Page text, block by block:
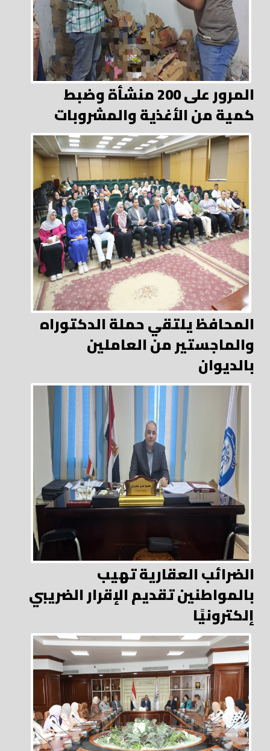
المرور على 200 منشأة وضبط
كمية من الأغذية والمشروبات
المحافظ يلتقي حملة الدكتوراه
والماجستير من العاملين
بالديوان
الضرائب العقارية تهيب
بالمواطنين تقديم الإقرار الضريبي
إلكترونيًا